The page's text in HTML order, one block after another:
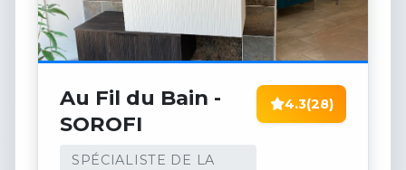
Au Fil du Bain -
SOROFI
SPÉCIALISTE DE LA
4.3(28)